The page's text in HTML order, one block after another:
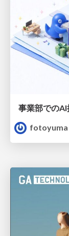
事業部での
fotoyuma